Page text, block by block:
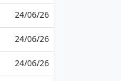
24/06/26
24/06/26
24/06/26